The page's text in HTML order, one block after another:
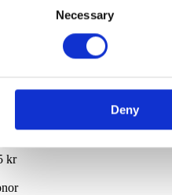
We use cookies to
information about your use
other information that
Necessary
Deny
kr